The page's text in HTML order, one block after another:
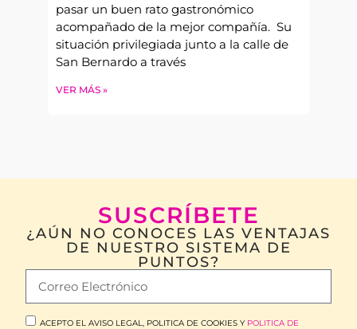
pasar un buen rato gastronómico
acompañado de la mejor compañía. Su
situación privilegiada junto a la calle de
San Bernardo a través
VER MÁS »
SUSCRÍBETE
¿AÚN NO CONOCES LAS VENTAJAS
DE NUESTRO SISTEMA DE
PUNTOS?
ACEPTO EL AVISO LEGAL, POLITICA DE COOKIES Y POLITICA DE